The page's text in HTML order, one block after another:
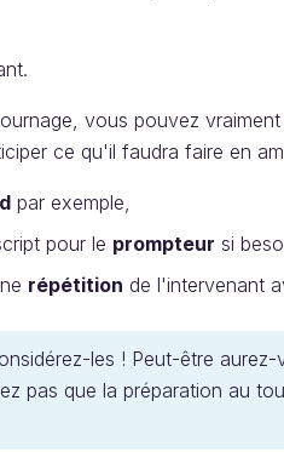
vous pouvez
ce qu'il faudra faire en
par exemple,
pour le prompteur si
répétition de l'intervenant
les ! Peut-être
pas que la préparation au